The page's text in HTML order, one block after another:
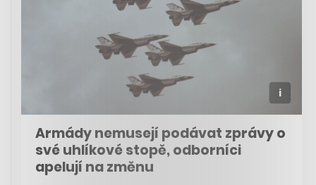
Armády nemusejí podávat zprávy o
své uhlíkové stopě, odborníci
apelují na změnu